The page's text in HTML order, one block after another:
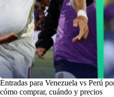
Entradas para Venezuela vs Perú
cómo comprar, cuándo y precios